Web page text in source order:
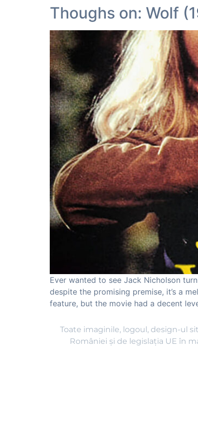
Thoughs on: Wolf
Ever wanted to see Jack Nicholson
despite the promising premise, it’s a
feature, but the movie had a decent
Toate imaginile, logoul, design-ul
României și de legislația UE în